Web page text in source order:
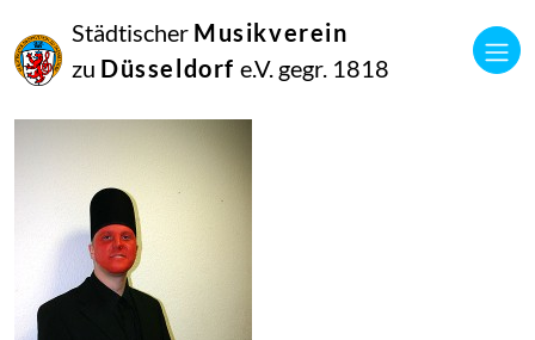
Städtischer Musikverein
zu Düsseldorf e.V. gegr. 1818
September
2014
Manfred Hill